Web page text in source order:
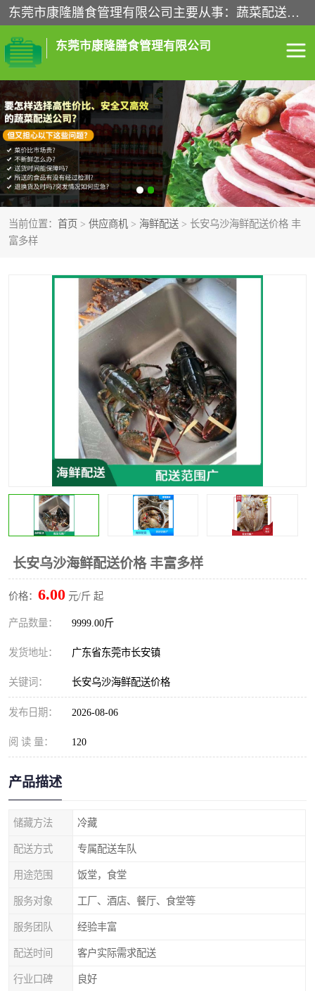
东莞市康隆膳食管理有限公司主要从事：蔬菜配送、食堂承包、企业工厂食堂承包、机关单位食堂承包、调味品配送、粮油配送、干货配送、副食配送、水果配送、海鲜配送等业务，东莞蔬菜配送电话，咨询在线客服。
东莞市康隆膳食管理有限公司
当前位置： 首页 > 供应商机 > 海鲜配送 > 长安乌沙海鲜配送价格 丰
富多样
长安乌沙海鲜配送价格 丰富多样
价格： 6.00 元/斤 起
产品数量： 9999.00斤
发货地址： 广东省东莞市长安镇
关键词： 长安乌沙海鲜配送价格
发布日期： 2026-08-06
阅 读 量： 120
产品描述
储藏方法 冷藏
配送方式 专属配送车队
用途范围 饭堂，食堂
服务对象 工厂、酒店、餐厅、食堂等
服务团队 经验丰富
配送时间 客户实际需求配送
行业口碑 良好
食堂承包 蔬菜配送
粮油配送 鲜肉配送
海鲜配送 食材配送
调料配送 企业工厂食堂承包
副食配送